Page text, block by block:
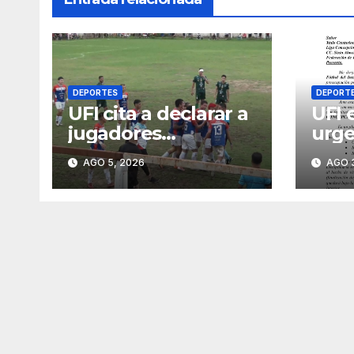
DEPORTES
UFI cita a declarar a
jugadores
expulsados de
Mariscal López y
miembros del club
AGO 5, 2026
UFI
AGO